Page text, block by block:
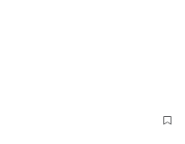
самолёте. Так
есть населенных
это ложь,и пишет